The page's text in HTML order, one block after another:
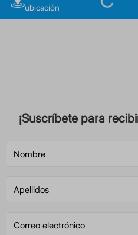
ubicación
¡Suscríbete para